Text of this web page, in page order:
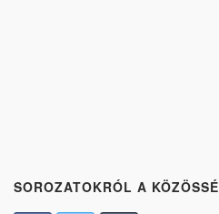
SOROZATOKRÓL A